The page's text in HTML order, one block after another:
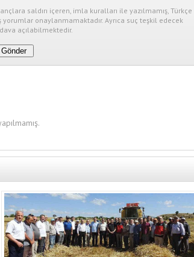
saldırı içeren, imla kuralları ile yazılmamış, Türkçe
onaylanmamaktadır. Ayrıca suç teşkil edecek
açılabilmektedir.